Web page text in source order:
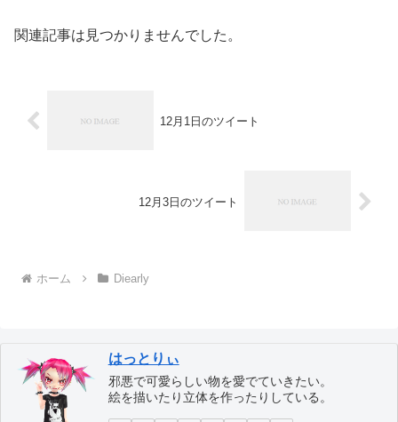
関連記事は見つかりませんでした。
12月1日のツイート
12月3日のツイート
ホーム Diearly
はっとりぃ
邪悪で可愛らしい物を愛でていきたい。
絵を描いたり立体を作ったりしている。